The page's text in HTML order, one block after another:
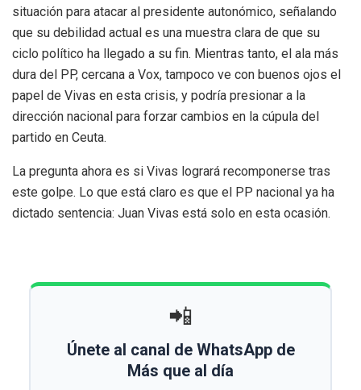
situación para atacar al presidente autonómico, señalando
que su debilidad actual es una muestra clara de que su
ciclo político ha llegado a su fin. Mientras tanto, el ala más
dura del PP, cercana a Vox, tampoco ve con buenos ojos el
papel de Vivas en esta crisis, y podría presionar a la
dirección nacional para forzar cambios en la cúpula del
partido en Ceuta.
La pregunta ahora es si Vivas logrará recomponerse tras
este golpe. Lo que está claro es que el PP nacional ya ha
dictado sentencia: Juan Vivas está solo en esta ocasión.
📲
Únete al canal de WhatsApp de
Más que al día